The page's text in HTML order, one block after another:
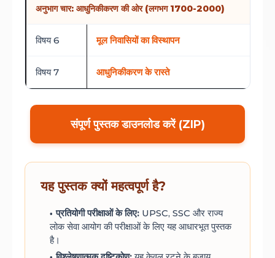
अनुभाग चार: आधुनिकीकरण की ओर (लगभग 1700-2000)
विषय 6 मूल निवासियों का विस्थापन
विषय 7 आधुनिकीकरण के रास्ते
संपूर्ण पुस्तक डाउनलोड करें (ZIP)
यह पुस्तक क्यों महत्वपूर्ण है?
प्रतियोगी परीक्षाओं के लिए: UPSC, SSC और राज्य
लोक सेवा आयोग की परीक्षाओं के लिए यह आधारभूत पुस्तक
है।